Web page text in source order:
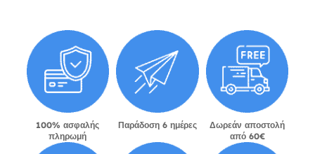
100% ασφαλής
πληρωμή
Παράδοση 6 ημέρες
Δωρεάν αποστολή
από 60€